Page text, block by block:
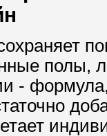
полы,
-